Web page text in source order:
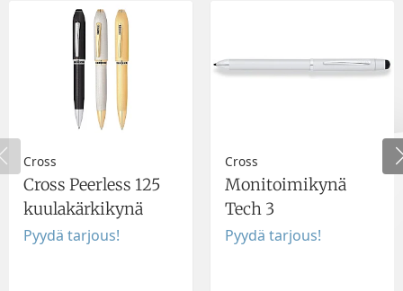
Cross
Cross Peerless 125
kuulakärkikynä
Pyydä tarjous!
Cross
Monitoimikynä
Tech 3
Pyydä tarjous!